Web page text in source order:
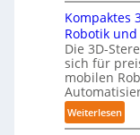
e
r
f
ü
r
T
a
s
i
e
r
u
n
g
s
D
-
H
a
n
d
l
Kompaktes
Robotik
Die 3D-
sich für
mobilen
Weiterlesen:
K